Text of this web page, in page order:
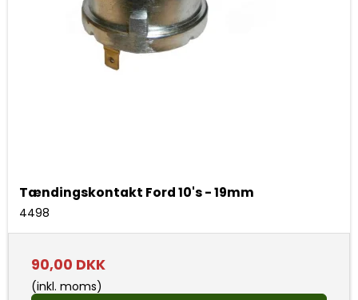
Tændingskontakt Ford 10's - 19mm
4498
90,00 DKK
(inkl. moms)